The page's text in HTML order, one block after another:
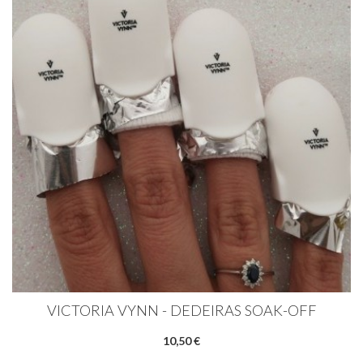
VICTORIA VYNN - DEDEIRAS SOAK-OFF
10,50 €